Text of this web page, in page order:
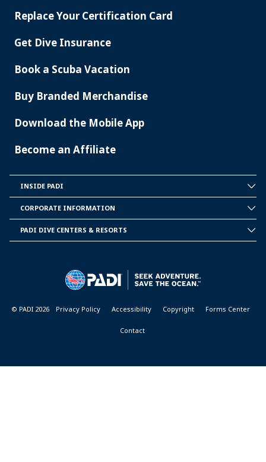
Replace Your Certification Card
Get Dive Insurance
Book a Scuba Vacation
Buy Branded Merchandise
Download the Mobile App
Become an Affiliate
PADI
INSIDE PADI
INFORMATION
CORPORATE INFORMATION
PADI DIVE CENTERS & RESORTS
© PADI 2026 Privacy Policy Accessibility Copyright Forms Center
Contact